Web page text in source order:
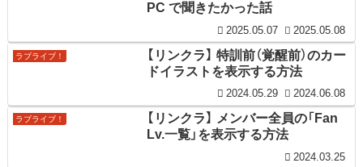
PC で聞きたかった話
2025.05.07 2025.05.08
ラブライブ！
【リンクラ】 特訓前（覚醒前）のカー
ドイラストを表示する方法
2024.05.29 2024.06.08
ラブライブ！
【リンクラ】 メンバー全員の「Fan
Lv.一覧」を表示する方法
2024.03.25